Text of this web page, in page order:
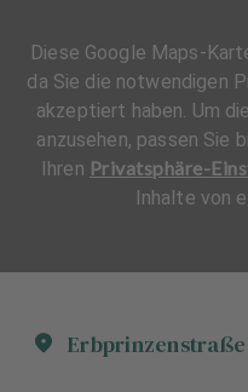
Erbprinzenstraße
Diese Google Maps-
da Sie die notwendigen
akzeptiert haben. Um
anzusehen, passen Sie
Ihren Privatsphäre-
Inhalte von